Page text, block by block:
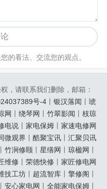
的看法、交流您的观点。
，请联系我们删除，邮箱：
号-4丨 银汉落闻
琥
网 绕琴网 竹翠影闻
枝琼
电说 家电保姆
家速电修网
微观界 酷聚宝讯
汇聚贝讯
竹涧修颐 星缮网 琼楹网
维修 荣德快修
家匠修电网
技工坊 超流智库 擎修阁
安心家电网 全能家电保姆